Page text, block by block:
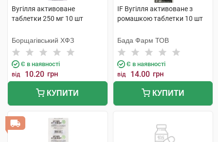
Вугілля активоване
таблетки 250 мг 10 шт
Борщагівський ХФЗ
Є в наявності
від 10.20 грн
КУПИТИ
IF Вугілля активоване з
ромашкою таблетки 10 шт
Бада Фарм ТОВ
Є в наявності
від 14.00 грн
КУПИТИ